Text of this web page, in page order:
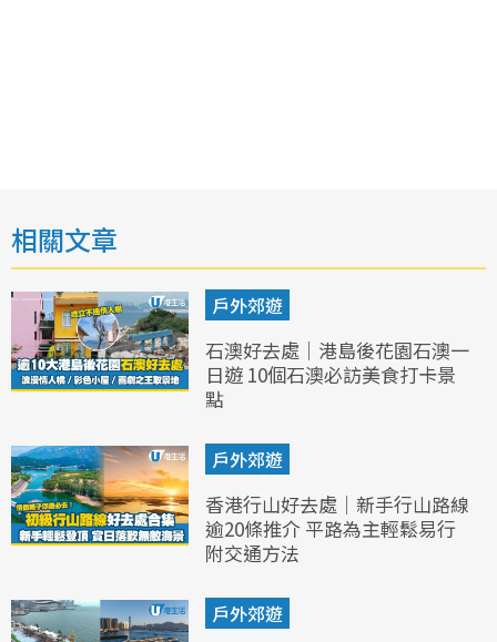
相關文章
戶外郊遊
石澳好去處｜港島後花園石澳一
日遊 10個石澳必訪美食打卡景
點
戶外郊遊
香港行山好去處｜新手行山路線
逾20條推介 平路為主輕鬆易行
附交通方法
戶外郊遊